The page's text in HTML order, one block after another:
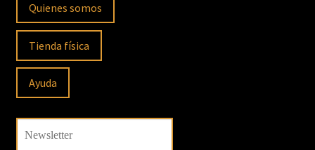
Quienes somos
Tienda física
Ayuda